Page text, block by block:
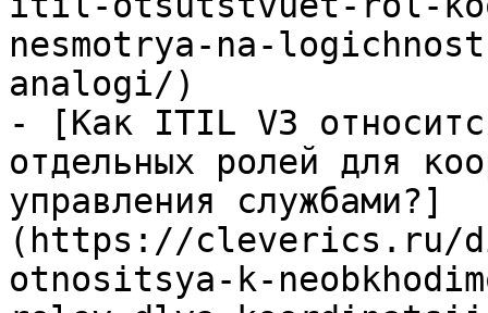
nesmotrya-na-
analogi/)
- [Как ITIL V3
отдельных ролей для
управления службами?]
(https://cleverics.ru/
otnositsya-k-